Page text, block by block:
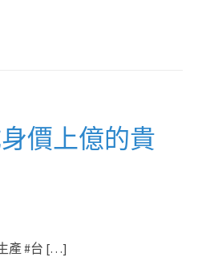
價上億的貴
產 #台 […]